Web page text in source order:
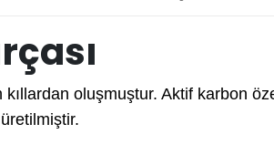
kıllardan oluşmuştur. Aktif karbon